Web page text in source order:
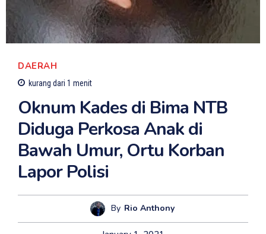
DAERAH
kurang dari 1 menit
Oknum Kades di Bima NTB
Diduga Perkosa Anak di
Bawah Umur, Ortu Korban
Lapor Polisi
By Rio Anthony